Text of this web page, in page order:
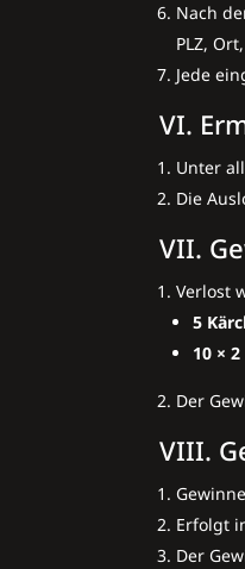
Nach
PLZ,
Jede
VI.
Unter
Die
VII.
Verlost
5
10 ×
Der
VIII.
Erfolgt
Der